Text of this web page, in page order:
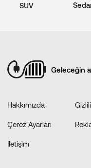
SUV
Geleceğin
Hakkımızda
Çerez Ayarları
İletişim